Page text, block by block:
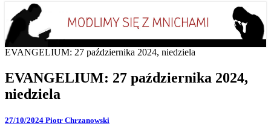
+Deus, in adiutorium
Codziennie modlimy się z mnichami
EVANGELIUM: 27 października 2024, niedziela
EVANGELIUM: 27 października 2024,
niedziela
27/10/2024 Piotr Chrzanowski